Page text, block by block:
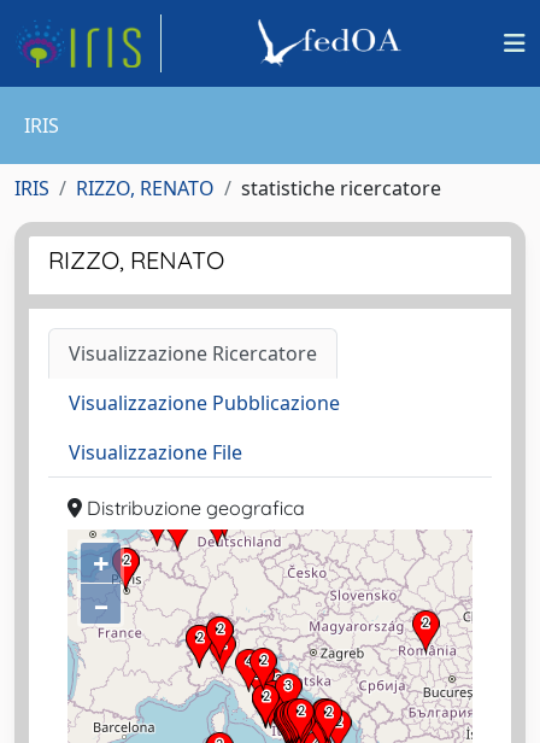
IRIS
IRIS RIZZO, RENATO statistiche ricercatore
RIZZO, RENATO
Visualizzazione Ricercatore
Visualizzazione Pubblicazione
Visualizzazione File
Distribuzione geografica
+
–